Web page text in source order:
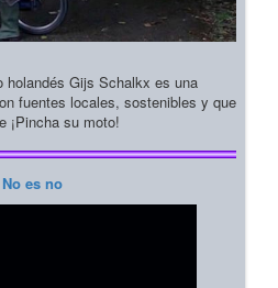
holandés Gijs Schalkx es una
fuentes locales, sostenibles y que
¡Pincha su moto!
No es no